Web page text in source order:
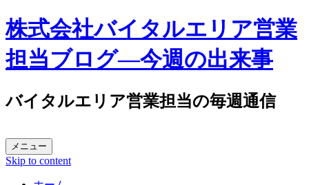
株式会社バイタルエリア営業
担当ブログ―今週の出来事
バイタルエリア営業担当の毎週通信
メニュー
Skip to content